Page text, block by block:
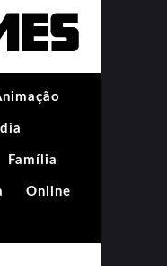
Família
Online